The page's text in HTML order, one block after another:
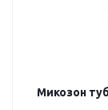
Микозон